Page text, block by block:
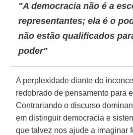
"A democracia não é a
representantes; ela é o
não estão qualificados
poder"
A perplexidade diante do
redobrado de pensamento para
Contrariando o discurso
em distinguir democracia e
que talvez nos ajude a imaginar